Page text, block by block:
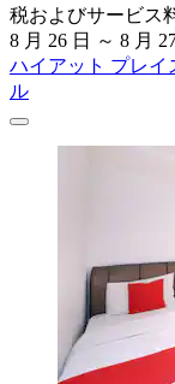
税およびサービス
8 月 26 日 ～ 8 月
ハイアット プレイ
ル